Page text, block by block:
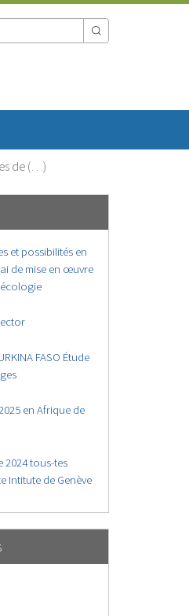
de (…)
et possibilités en
de mise en œuvre
FASO Étude
en Afrique de
2024 tous-tes
Intitute de Genève